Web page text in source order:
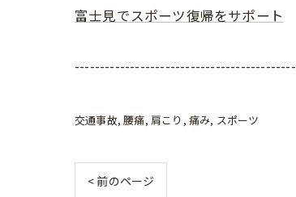
富士見でスポーツ復帰をサポート
交通事故 腰痛 肩こり 痛み スポーツ
< 前のページ